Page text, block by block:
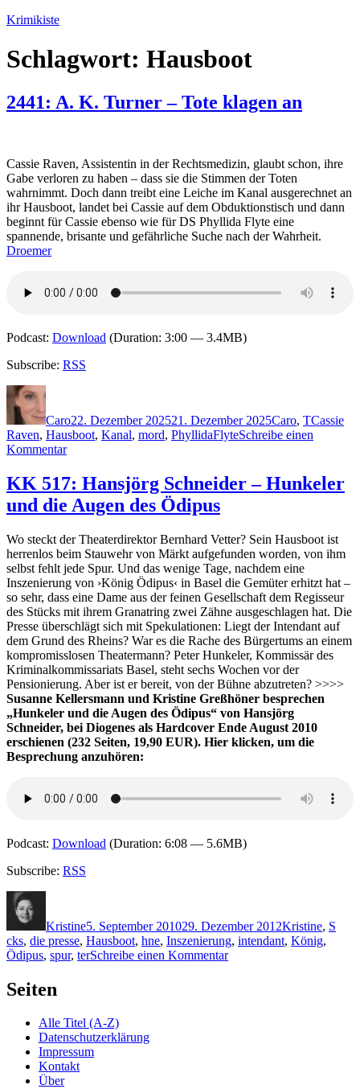
Zum
springen
Krimikiste
Schlagwort: Hausboot
2441: A. K. Turner – Tote klagen an
Cassie Raven, Assistentin in der Rechtsmedizin, glaubt schon, ihre
Gabe verloren zu haben – dass sie die Stimmen der Toten
wahrnimmt. Doch dann treibt eine Leiche im Kanal ausgerechnet an
ihr Hausboot, landet bei Cassie auf dem Obduktionstisch und dann
beginnt für Cassie ebenso wie für DS Phyllida Flyte eine
spannende, brisante und gefährliche Suche nach der Wahrheit.
Droemer
Podcast: Download (Duration: 3:00 — 3.4MB)
Subscribe: RSS
Autor
Caro22. Dezember 202521. Dezember 2025Caro, TCassie
Raven, Hausboot, Kanal, mord, PhyllidaFlyteSchreibe einen
Kommentarzu
A.
K.
Turner
Tote
klagen
an
KK 517: Hansjörg Schneider – Hunkeler
und die Augen des Ödipus
Wo steckt der Theaterdirektor Bernhard Vetter? Sein Hausboot ist
herrenlos beim Stauwehr von Märkt aufgefunden worden, von ihm
selbst fehlt jede Spur. Und das wenige Tage, nachdem eine
Inszenierung von ›König Ödipus‹ in Basel die Gemüter erhitzt hat –
so sehr, dass eine Dame aus der feinen Gesellschaft dem Regisseur
des Stücks mit ihrem Granatring zwei Zähne ausgeschlagen hat. Die
Presse überschlägt sich mit Spekulationen: Liegt der Intendant auf
dem Grund des Rheins? War es die Rache des Bürgertums an einem
kompromisslosen Theatermann? Peter Hunkeler, Kommissär des
Kriminalkommissariats Basel, steht sechs Wochen vor der
Pensionierung. Aber ist er bereit, von der Bühne abzutreten? >>>>
Susanne Kellersmann und Kristine Greßhöner besprechen
„Hunkeler und die Augen des Ödipus“ von Hansjörg
Schneider, bei Diogenes als Hardcover Ende August 2010
erschienen (232 Seiten, 19,90 EUR). Hier klicken, um die
Besprechung anzuhören:
Podcast: Download (Duration: 6:08 — 5.6MB)
Subscribe: RSS
Kristine5. September 201029. Dezember 2012Kristine, S
cks, die presse, Hausboot, hne, Inszenierung, intendant, König,
Ödipus, spur, terSchreibe einen Kommentarzu
Seiten
Alle Titel (A-Z)
Datenschutzerklärung
Impressum
Kontakt
Über